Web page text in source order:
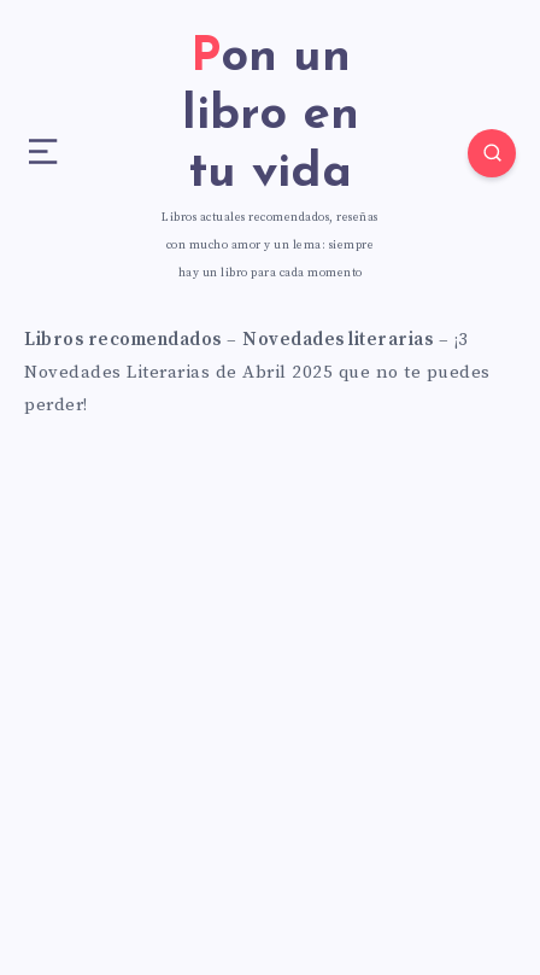
Pon un
libro en
tu vida
Libros actuales recomendados, reseñas
con mucho amor y un lema: siempre
hay un libro para cada momento
Libros recomendados – Novedades literarias – ¡3
Novedades Literarias de Abril 2025 que no te puedes
perder!